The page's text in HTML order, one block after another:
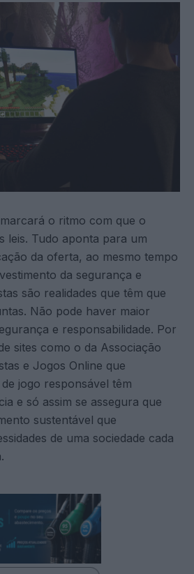
o ritmo com que o
leis. Tudo aponta para um
da oferta, ao mesmo tempo
da segurança e
são realidades que têm que
Não pode haver maior
e responsabilidade. Por
sites como o da Associação
e Jogos Online que
jogo responsável têm
e só assim se assegura que
sustentável que
de uma sociedade cada